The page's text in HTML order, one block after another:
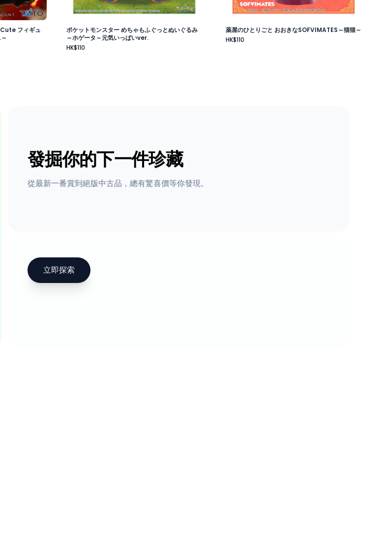
フィギュ
ポケットモンスター めちゃもふぐっとぬいぐるみ
～ホゲータ～元気いっぱいver.
HK$110
薬屋のひとりごと おおきなSOFVIMATES～猫猫～
HK$110
發掘你的下一件珍藏
從最新一番賞到絕版中古品，總有驚喜價等你發現。
立即探索